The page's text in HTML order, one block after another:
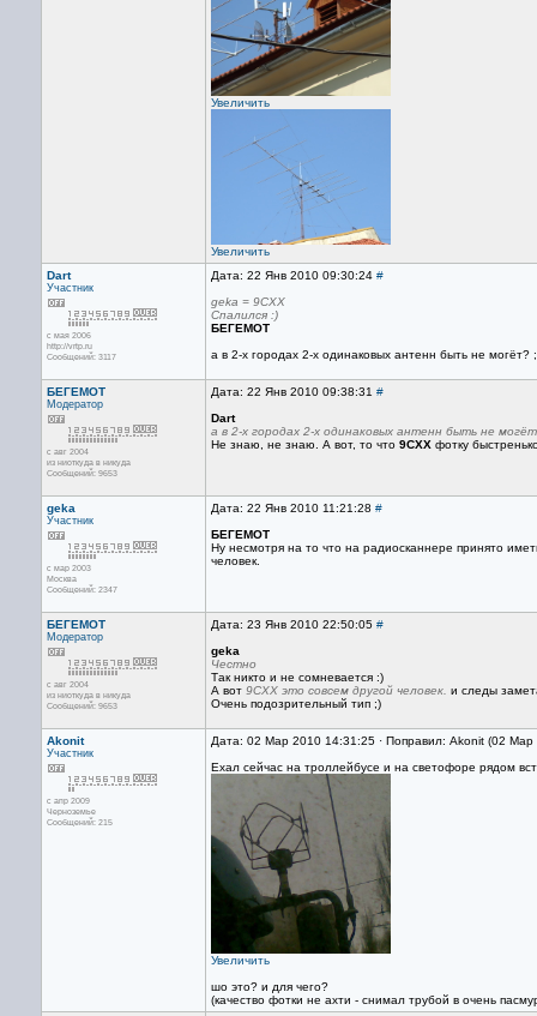
Увеличить
Увеличить
Dart
Участник
с мая 2006
http://vrtp.ru
Сообщений: 3117
Дата: 22 Янв 2010 09:30:24 #
geka = 9CXX
Спалился :)
БЕГЕМОТ
а в 2-х городах 2-х одинаковых антенн быть не могёт?
БЕГЕМОТ
Модератор
с авг 2004
из ниоткуда в никуда
Сообщений: 9653
Дата: 22 Янв 2010 09:38:31 #
Dart
а в 2-х городах 2-х одинаковых антенн быть не
Не знаю, не знаю. А вот, то что 9CXX фотку
geka
Участник
с мар 2003
Москва
Сообщений: 2347
Дата: 22 Янв 2010 11:21:28 #
БЕГЕМОТ
Ну несмотря на то что на радиосканнере принято
человек.
БЕГЕМОТ
Модератор
с авг 2004
из ниоткуда в никуда
Сообщений: 9653
Дата: 23 Янв 2010 22:50:05 #
geka
Честно
Так никто и не сомневается :)
А вот 9CXX это совсем другой человек. и следы
Очень подозрительный тип ;)
Akonit
Участник
с апр 2009
Черноземье
Сообщений: 215
Дата: 02 Мар 2010 14:31:25 · Поправил: Akonit (02
Ехал сейчас на троллейбусе и на светофоре рядом
Увеличить
шо это? и для чего?
(качество фотки не ахти - снимал трубой в очень